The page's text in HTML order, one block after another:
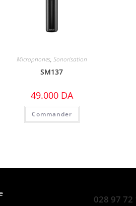
Microphones, Sonorisation
SM137
49.000DA
Commander
028 97 72